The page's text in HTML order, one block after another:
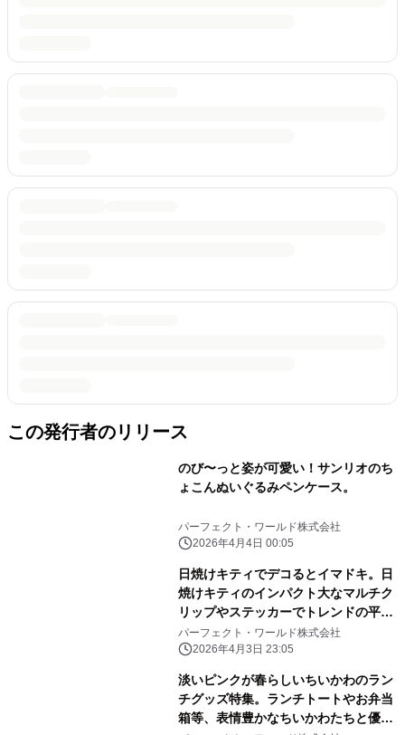
この発行者のリリース
のび〜っと姿が可愛い！サンリオのち
ょこんぬいぐるみペンケース。
パーフェクト・ワールド株式会社
2026年4月4日 00:05
日焼けキティでデコるとイマドキ。日
焼けキティのインパクト大なマルチク
リップやステッカーでトレンドの平成
レトロ感ばっちりです。
パーフェクト・ワールド株式会社
2026年4月3日 23:05
淡いピンクが春らしいちいかわのラン
チグッズ特集。ランチトートやお弁当
箱等、表情豊かなちいかわたちと優し